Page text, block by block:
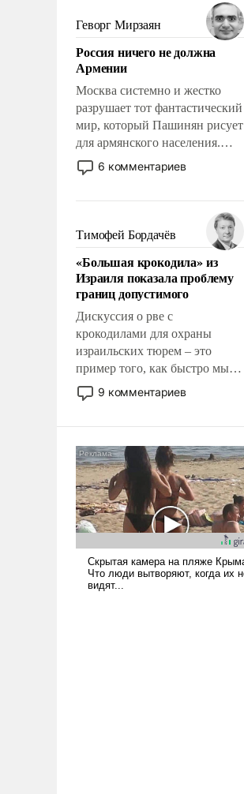
Сложившаяся ситуация
означает многолетний период
уязвимости США, например,
перед Китаем.
Геворг Мирзаян
Россия ничего не должна
Армении
Москва системно и жестко
разрушает тот фантастический
мир, который Пашинян рисует
для армянского населения.
Мир, где этому населению все
должны просто по
политические прожекты будут
беспрекословно оплачиваться
за счет российских
налогоплательщиков и где за
свои поступки не нужно
отвечать.
6 комментариев
Тимофей Бордачёв
«Большая крокодила» из
Израиля показала проблему
границ допустимого
Дискуссия о рве с
крокодилами для охраны
израильских тюрем – это
пример того, как быстро мы
двигаемся по пути
революционных изменений.
псевдонаучной фантастики,
стало всерьез обсуждаемой
идеей.
9 комментариев